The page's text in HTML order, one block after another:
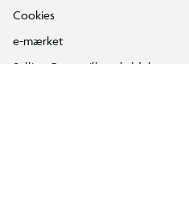
Cookies
e-mærket
Salling Group tilbagekaldelser